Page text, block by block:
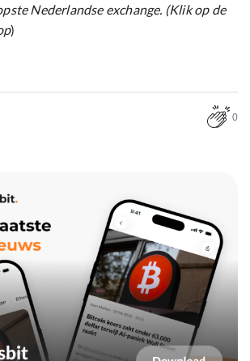
Nederlandse exchange. (Klik op de
)
0